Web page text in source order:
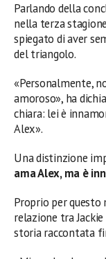
Parlando della
nella terza
spiegato di aver
del triangolo.
«Personalmente,
amoroso», ha
chiara: lei è
Alex».
Una distinzione
ama Alex, ma è
Proprio per questo
relazione tra
storia raccontata